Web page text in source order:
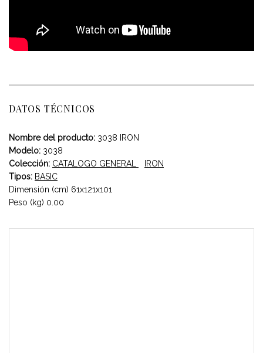
DATOS TÉCNICOS
Nombre del producto: 3038 IRON
Modelo: 3038
Colección: CATALOGO GENERAL
IRON
Tipos: BASIC
Dimensión (cm) 61x121x101
Peso (kg) 0.00